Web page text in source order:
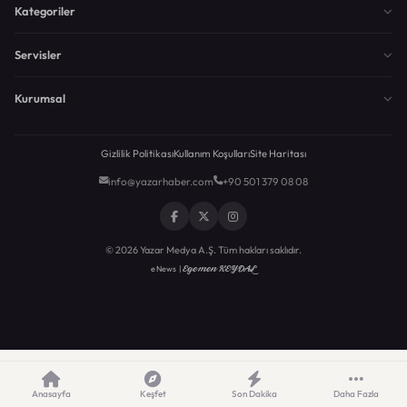
Kategoriler
Servisler
Kurumsal
Gizlilik PolitikasıKullanım KoşullarıSite Haritası
info@yazarhaber.com +90 501 379 08 08
© 2026 Yazar Medya A.Ş. Tüm hakları saklıdır.
eNews |Egemen KEYDAL
Anasayfa Keşfet Son Dakika Daha Fazla